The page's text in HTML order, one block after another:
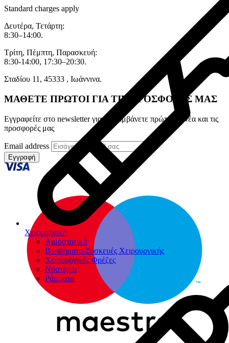
Χειρουργική
Αιμοστατικά
Βοηθήματα-Συσκευές Χειρουργικής
Χειρουργικές Φρέζες
Νυστέρια
Ράµµατα
Standard charges apply
Δευτέρα, Τετάρτη:
8:30–14:00.
Τρίτη, Πέμπτη, Παρασκευή:
8:30-14:00, 17:30–20:30.
Σταδίου 11, 45333 , Ιωάννινα.
ΜΑΘΕΤΕ ΠΡΩΤΟΙ ΓΙΑ ΤΙΣ ΠΡΟΣΦΟΡΕΣ ΜΑΣ
Εγγραφείτε στο newsletter για να λαμβάνετε πρώτοι τα νέα και τις
προσφορές μας
Email address
Εγγραφή